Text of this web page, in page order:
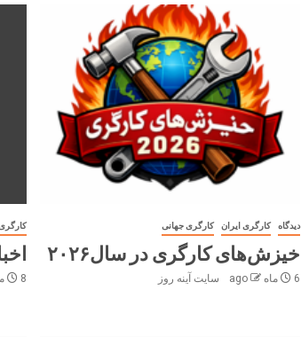
دیدگاه کارگری ایران کارگری جهانی
خیزش‌های کارگری در سال۲۰۲۶
6 ماه ago سایت آینه‌ روز 8 ماه ago